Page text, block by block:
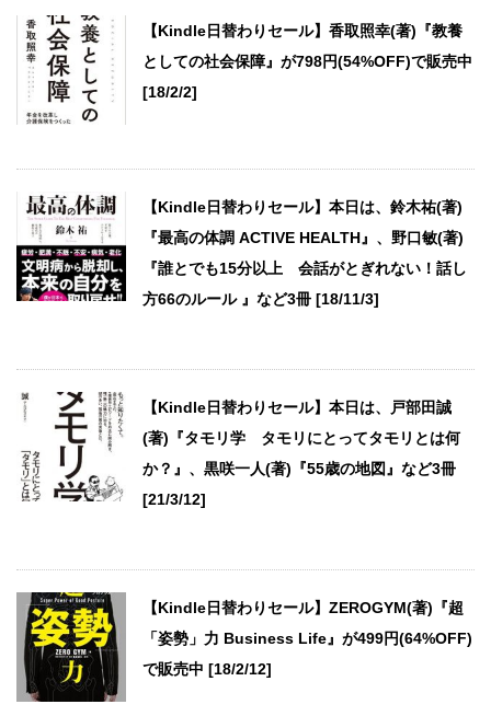
【Kindle日替わりセール】香取照幸(著)『教養
としての社会保障』が798円(54%OFF)で販売中
[18/2/2]
【Kindle日替わりセール】本日は、鈴木祐(著)
『最高の体調 ACTIVE HEALTH』、野口敏(著)
『誰とでも15分以上 会話がとぎれない！話し
方66のルール 』など3冊 [18/11/3]
【Kindle日替わりセール】本日は、戸部田誠
(著)『タモリ学 タモリにとってタモリとは何
か？』、黒咲一人(著)『55歳の地図』など3冊
[21/3/12]
【Kindle日替わりセール】ZEROGYM(著)『超
「姿勢」力 Business Life』が499円(64%OFF)
で販売中 [18/2/12]